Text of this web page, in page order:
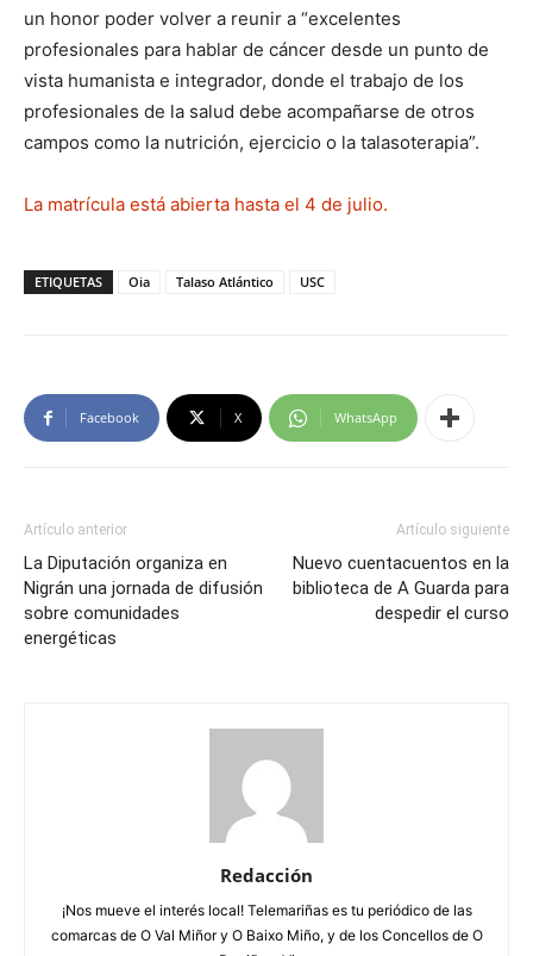
un honor poder volver a reunir a “excelentes
profesionales para hablar de cáncer desde un punto de
vista humanista e integrador, donde el trabajo de los
profesionales de la salud debe acompañarse de otros
campos como la nutrición, ejercicio o la talasoterapia”.
La matrícula está abierta hasta el 4 de julio.
ETIQUETAS Oia Talaso Atlántico USC
Facebook X WhatsApp
Artículo anterior
La Diputación organiza en
Nigrán una jornada de difusión
sobre comunidades
energéticas
Artículo siguiente
Nuevo cuentacuentos en la
biblioteca de A Guarda para
despedir el curso
Redacción
¡Nos mueve el interés local! Telemariñas es tu periódico de las
comarcas de O Val Miñor y O Baixo Miño, y de los Concellos de O